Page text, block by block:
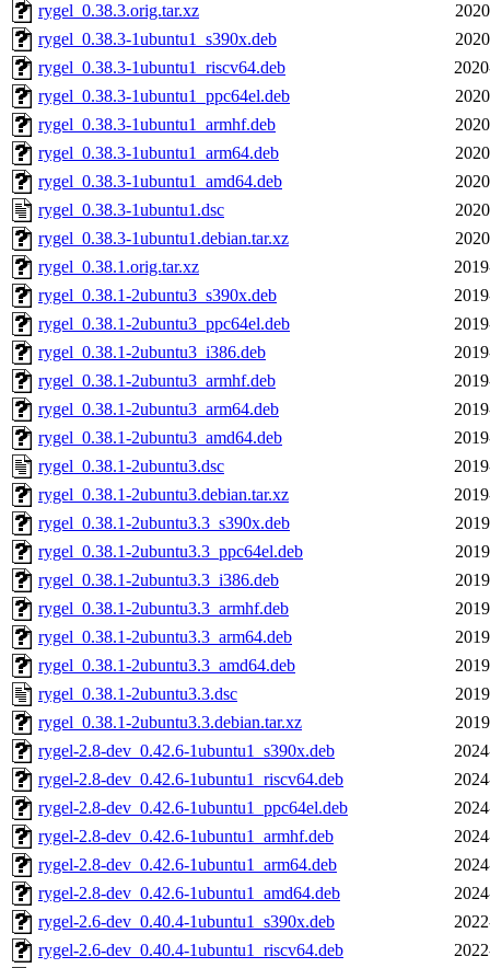
rygel_0.38.3.orig.tar.xz
rygel_0.38.3-1ubuntu1_s390x.deb
rygel_0.38.3-1ubuntu1_riscv64.deb
rygel_0.38.3-1ubuntu1_ppc64el.deb
rygel_0.38.3-1ubuntu1_armhf.deb
rygel_0.38.3-1ubuntu1_arm64.deb
rygel_0.38.3-1ubuntu1_amd64.deb
rygel_0.38.3-1ubuntu1.dsc
rygel_0.38.3-1ubuntu1.debian.tar.xz
rygel_0.38.1.orig.tar.xz
rygel_0.38.1-2ubuntu3_s390x.deb
rygel_0.38.1-2ubuntu3_ppc64el.deb
rygel_0.38.1-2ubuntu3_i386.deb
rygel_0.38.1-2ubuntu3_armhf.deb
rygel_0.38.1-2ubuntu3_arm64.deb
rygel_0.38.1-2ubuntu3_amd64.deb
rygel_0.38.1-2ubuntu3.dsc
rygel_0.38.1-2ubuntu3.debian.tar.xz
rygel_0.38.1-2ubuntu3.3_s390x.deb
rygel_0.38.1-2ubuntu3.3_ppc64el.deb
rygel_0.38.1-2ubuntu3.3_i386.deb
rygel_0.38.1-2ubuntu3.3_armhf.deb
rygel_0.38.1-2ubuntu3.3_arm64.deb
rygel_0.38.1-2ubuntu3.3_amd64.deb
rygel_0.38.1-2ubuntu3.3.dsc
rygel_0.38.1-2ubuntu3.3.debian.tar.xz
rygel-2.8-dev_0.42.6-1ubuntu1_s390x.deb
rygel-2.8-dev_0.42.6-1ubuntu1_riscv64.deb
rygel-2.8-dev_0.42.6-1ubuntu1_ppc64el.deb
rygel-2.8-dev_0.42.6-1ubuntu1_armhf.deb
rygel-2.8-dev_0.42.6-1ubuntu1_arm64.deb
rygel-2.8-dev_0.42.6-1ubuntu1_amd64.deb
rygel-2.6-dev_0.40.4-1ubuntu1_s390x.deb
rygel-2.6-dev_0.40.4-1ubuntu1_riscv64.deb